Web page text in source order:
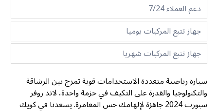
دعم العملاء 7/24
جهاز تتبع المركبات يوميا
جهاز تتبع المركبات شهريا
سيارة رياضية متعددة الاستخدامات قوية تمزج بين الرشاقة
والتكنولوجيا والقدرة على التكيف في حزمة واحدة، لاند روفر
سبورت 2024 جاهزة لإلهامك حس المغامرة. يسعدنا في كويك